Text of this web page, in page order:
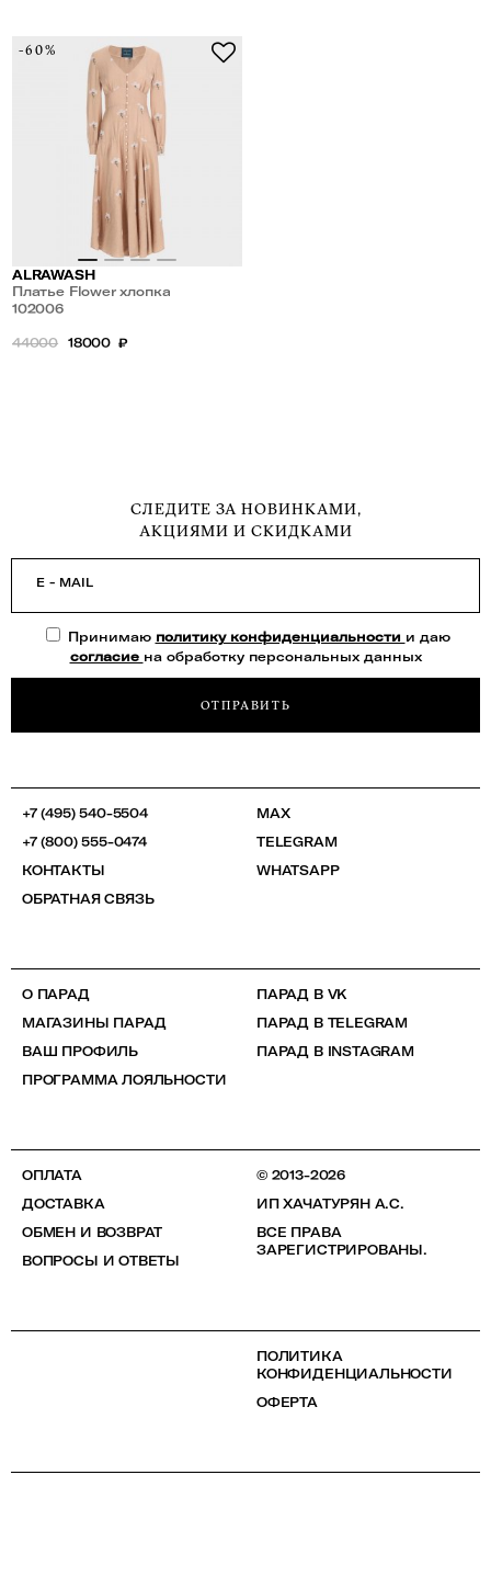
-60%
ALRAWASH
Платье Flower хлопка
102006
44000 18000 ₽
СЛЕДИТЕ ЗА НОВИНКАМИ,
АКЦИЯМИ И СКИДКАМИ
E - MAIL
Принимаю политику конфиденциальности и даю
согласие на обработку персональных данных
ОТПРАВИТЬ
+7 (495) 540-5504
+7 (800) 555-0474
КОНТАКТЫ
ОБРАТНАЯ СВЯЗЬ
MAX
TELEGRAM
WHATSAPP
О ПАРАД
МАГАЗИНЫ ПАРАД
ВАШ ПРОФИЛЬ
ПРОГРАММА ЛОЯЛЬНОСТИ
ПАРАД В VK
ПАРАД В TELEGRAM
ПАРАД В INSTAGRAM
ОПЛАТА
ДОСТАВКА
ОБМЕН И ВОЗВРАТ
ВОПРОСЫ И ОТВЕТЫ
© 2013-2026
ИП ХАЧАТУРЯН А.С.
ВСЕ ПРАВА
ЗАРЕГИСТРИРОВАНЫ.
ПОЛИТИКА
КОНФИДЕНЦИАЛЬНОСТИ
ОФЕРТА